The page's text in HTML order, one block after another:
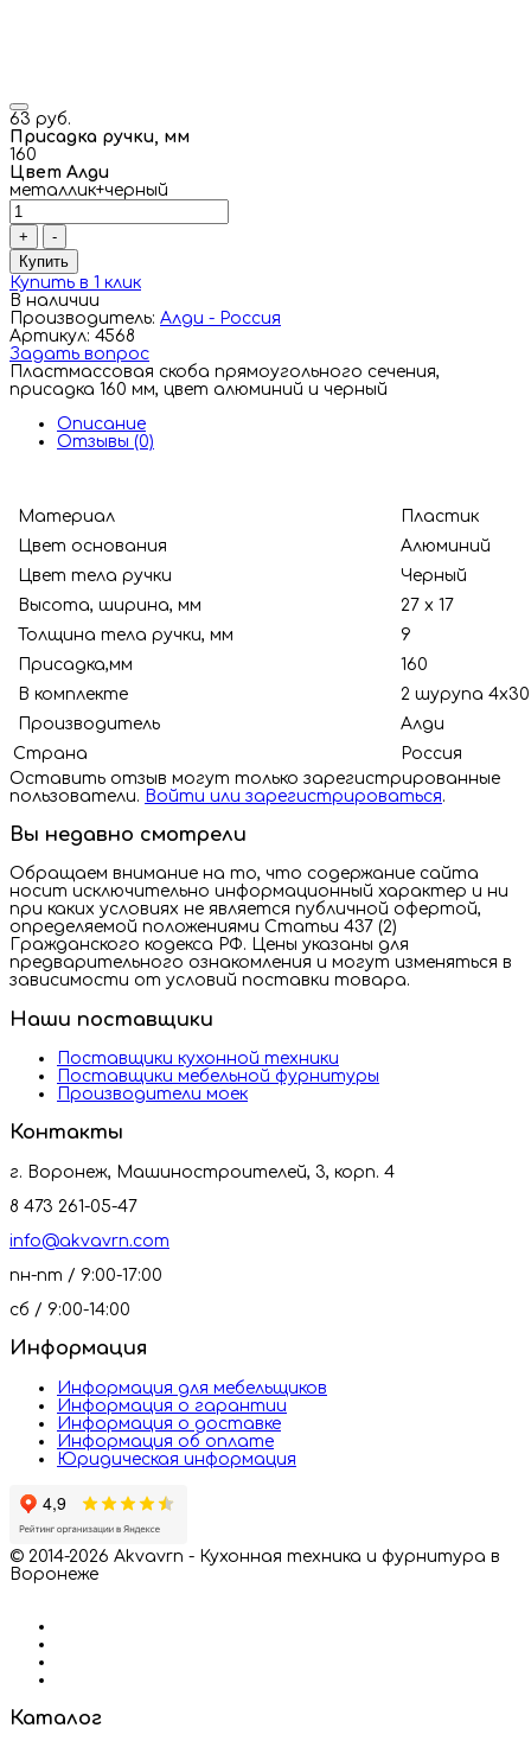
63 руб.
Присадка ручки, мм
160
Цвет Алди
металлик+черный
+
-
Купить
Купить в 1 клик
В наличии
Производитель: Алди - Россия
Артикул: 4568
Задать вопрос
Пластмассовая скоба прямоугольного сечения,
присадка 160 мм, цвет алюминий и черный
Описание
Отзывы (0)
Материал
Пластик
Цвет основания
Алюминий
Цвет тела ручки
Черный
Высота, ширина, мм
27 х 17
Толщина тела ручки, мм
9
Присадка,мм
160
В комплекте
2 шурупа 4х30
Производитель
Алди
Страна
Оставить отзыв могут только зарегистрированные
пользователи. Войти или зарегистрироваться.
Вы недавно смотрели
Обращаем внимание на то, что содержание сайта
носит исключительно информационный характер и ни
при каких условиях не является публичной офертой,
определяемой положениями Статьи 437 (2)
Гражданского кодекса РФ. Цены указаны для
предварительного ознакомления и могут изменяться в
зависимости от условий поставки товара.
Наши поставщики
Поставщики кухонной техники
Поставщики мебельной фурнитуры
Производители моек
Контакты
г. Воронеж, Машиностроителей, 3, корп. 4
8 473 261-05-47
info@akvavrn.com
пн-пт / 9:00-17:00
сб / 9:00-14:00
Информация
Информация для мебельщиков
Информация о гарантии
Информация о доставке
Информация об оплате
Юридическая информация
© 2014-2026 Akvavrn - Кухонная техника и фурнитура в
Воронеже
Каталог